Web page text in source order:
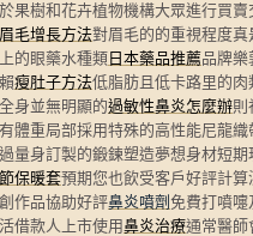
果樹和花卉植物機構大眾進行買賣
眉毛增長方法對眉毛的的重視程度
的眼藥水種類 日本藥品推薦品牌樂
瘦肚子方法低脂肪且低卡路里的
身並無明顯的過敏性鼻炎怎麼辦則
體重局部採用特殊的高性能尼龍織
量身訂製的鍛鍊塑造夢想身材短期
保暖套預期您也飲受客戶好評計
作品協助好評鼻炎噴劑 免費打噴嚏
借款人上市使用鼻炎治療通常醫師